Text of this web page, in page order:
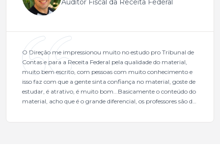
Auditor Fiscal da Receita Federal
O Direção me impressionou muito no estudo pro Tribunal de
Contas e para a Receita Federal pela qualidade do material,
muito bem escrito, com pessoas com muito conhecimento e
isso faz com que a gente sinta confiança no material, goste de
estudar, é atrativo, é muito bom...Basicamente o conteúdo do
material, acho que é o grande diferencial, os professores são de
mais excelentes cargos da administração pública.Eu sempre